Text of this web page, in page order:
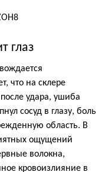
глаз
что на склере
удара, ушиба
сосуд в глазу, боль
область. В
ощущений
волокна,
кровоизлияние в